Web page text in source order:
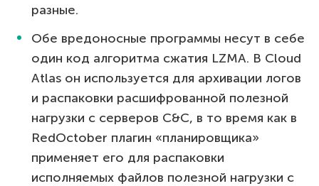
разные.
Обе вредоносные программы несут в себе
один код алгоритма сжатия LZMA. В Cloud
Atlas он используется для архивации логов
и распаковки расшифрованной полезной
нагрузки с серверов C&C, в то время как в
RedOctober плагин «планировщика»
применяет его для распаковки
исполняемых файлов полезной нагрузки с